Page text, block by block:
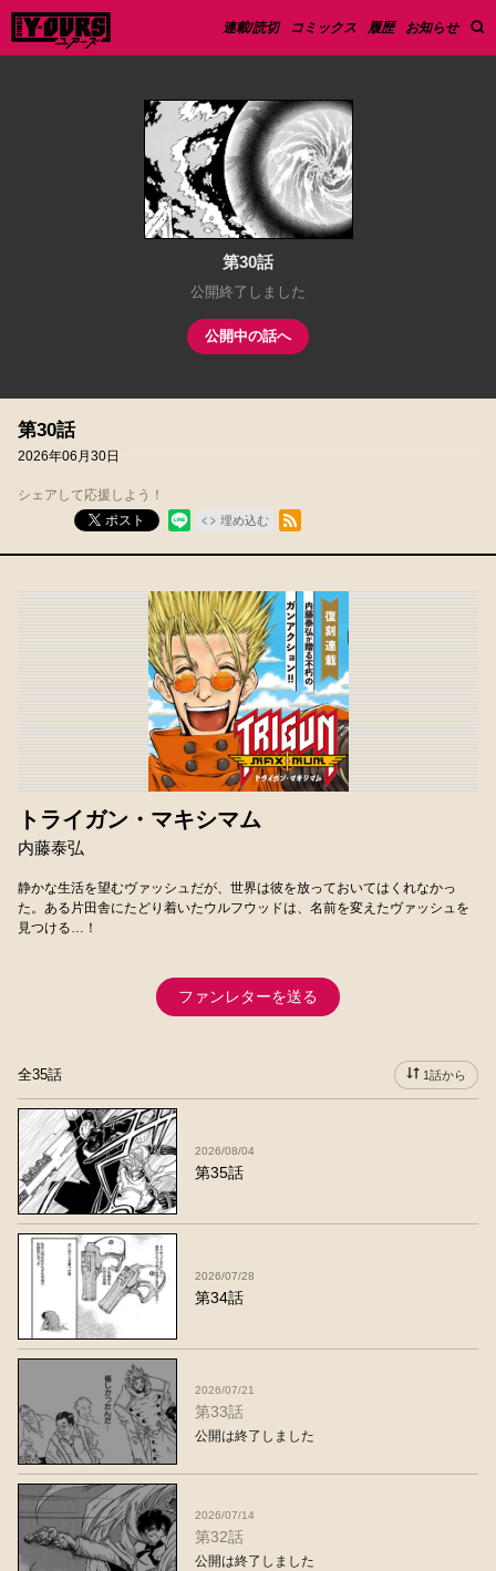
連載/読切 コミックス 履歴 お知らせ
第30話
公開終了しました
公開中の話へ
第30話
2026年06月30日
シェアして応援しよう！
ポスト
埋め込む
RSSフィード
トライガン・マキシマム
内藤泰弘
静かな生活を望むヴァッシュだが、世界は彼を放っておいてはくれなかっ
た。ある片田舎にたどり着いたウルフウッドは、名前を変えたヴァッシュを
見つける…！
ファンレターを送る
全35話 1話から
2026/08/04
第35話
2026/07/28
第34話
2026/07/21
第33話
公開は終了しました
2026/07/14
第32話
公開は終了しました